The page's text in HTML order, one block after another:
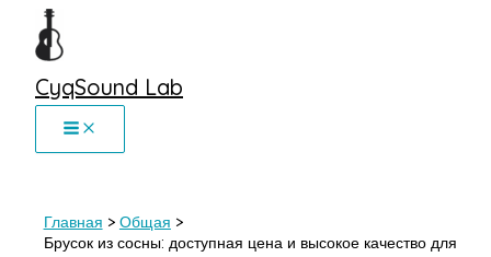
Перейти
CyqSound Lab
Главная
Общая
Брусок из сосны: доступная цена и высокое качество для